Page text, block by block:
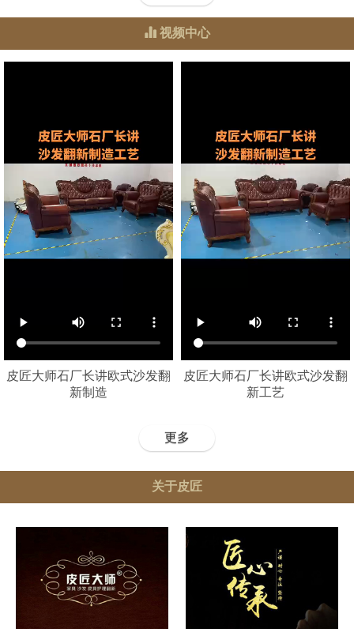
视频中心
皮匠大师石厂长讲欧式沙发翻
新制造
皮匠大师石厂长讲欧式沙发翻
新工艺
更多
关于皮匠